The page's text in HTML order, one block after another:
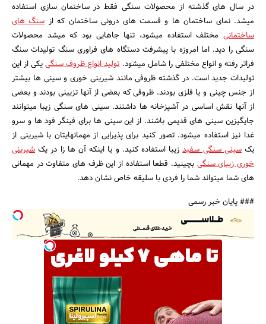
در سال های گذشته از محصولات سنگی فقط در ساختمان سازی استفاده
میشد. نمای ساختمان ها و قسمت های درونی ساختمان که ازسنگ های
ساختمانی مختلف استفاده میشود، تنها جاهایی بود که میشد محصولات
سنگی را دید. اما امروزه با پیشرفت دستگاه های فراوری سنگ تولیدات سنگ
فراتر رفته و انواع مختلفی را شامل میشود.تولید انواع ظروف سنگییکی از این
تولیدات جدید است. در گذشته ظروفی مانند شیرینی خوری و سینی ها بیشتر
از جنس چینی و یا فلزی بودند. ظروفی که بعضی از آنها تزیینی بودند و بعضی
از آنها نقش اساسی در آشپزخانه ها داشتند. سینی های سنگی زیبا میتوانند
جایگیزین سینی های قدیمی باشند. از این سینی ها برای فینگر فود ها و سرو
غدا نیز استفاده میشود. تصور کنید برای پذیرایی از مهمانهایتان با شیرینی از
یکسینی سنگی سفیدزیبا استفاده کنید. و یا اینکه آن ها زا در یک شیرینی
خوری زیبای سنگی بچینید. قطعا استفاده از این ظرف های متفاوت در مهمانی
های شما میتواند شما را فردی با سلیقه خاص نشان دهد.
### پایان خبر رسمی